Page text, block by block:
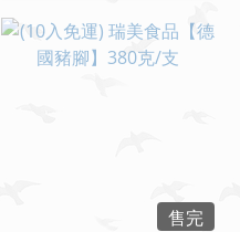
售完